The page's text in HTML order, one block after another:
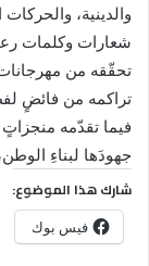
والدينية، والحركات
شعارات وكلمات
تحقّقه من
تراكمه من فائضٍ
فيما تقدّمه
جهودَها لبناءِ
شارك هذا الموضوع:
فيس بوك